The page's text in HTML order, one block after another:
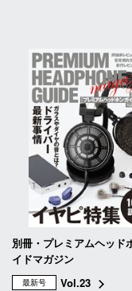
別冊・プレミアムヘッド
イドマガジン
最新号
Vol.23